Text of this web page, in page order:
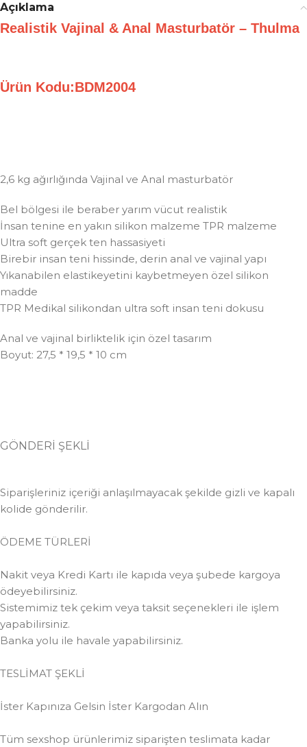
Açıklama
Realistik Vajinal & Anal Masturbatör – Thulma
Ürün Kodu:BDM2004
2,6 kg ağırlığında Vajinal ve Anal masturbatör
Bel bölgesi ile beraber yarım vücut realistik
İnsan tenine en yakın silikon malzeme TPR malzeme
Ultra soft gerçek ten hassasiyeti
Birebir insan teni hissinde, derin anal ve vajinal yapı
Yıkanabilen elastikeyetini kaybetmeyen özel silikon
madde
TPR Medikal silikondan ultra soft insan teni dokusu
Anal ve vajinal birliktelik için özel tasarım
Boyut: 27,5 * 19,5 * 10 cm
GÖNDERİ ŞEKLİ
Siparişleriniz içeriği anlaşılmayacak şekilde gizli ve kapalı
kolide gönderilir.
ÖDEME TÜRLERİ
Nakit veya Kredi Kartı ile kapıda veya şubede kargoya
ödeyebilirsiniz.
Sistemimiz tek çekim veya taksit seçenekleri ile işlem
yapabilirsiniz.
Banka yolu ile havale yapabilirsiniz.
TESLİMAT ŞEKLİ
İster Kapınıza Gelsin İster Kargodan Alın
Tüm sexshop ürünlerimiz siparişten teslimata kadar